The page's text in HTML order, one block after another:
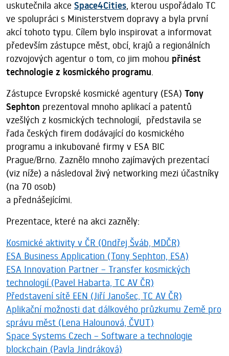
uskutečnila akce Space4Cities, kterou uspořádalo TC
ve spolupráci s Ministerstvem dopravy a byla první
akcí tohoto typu. Cílem bylo inspirovat a informovat
především zástupce měst, obcí, krajů a regionálních
rozvojových agentur o tom, co jim mohou přinést
technologie z kosmického programu.
Zástupce Evropské kosmické agentury (ESA) Tony
Sephton prezentoval mnoho aplikací a patentů
vzešlých z kosmických technologií, představila se
řada českých firem dodávající do kosmického
programu a inkubované firmy v ESA BIC
Prague/Brno. Zaznělo mnoho zajímavých prezentací
(viz níže) a následoval živý networking mezi účastníky
(na 70 osob)
a přednášejícími.
Prezentace, které na akci zazněly:
Kosmické aktivity v ČR (Ondřej Šváb, MDČR)
ESA Business Application (Tony Sephton, ESA)
ESA Innovation Partner – Transfer kosmických
technologií (Pavel Habarta, TC AV ČR)
Představení sítě EEN (Jiří Janošec, TC AV ČR)
Aplikační možnosti dat dálkového průzkumu Země pro
správu měst (Lena Halounová, ČVUT)
Space Systems Czech – Software a technologie
blockchain (Pavla Jindráková)